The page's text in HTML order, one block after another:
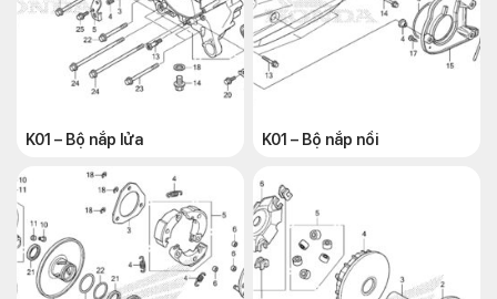
K01 – Bộ nắp lửa K01 – Bộ nắp nồi